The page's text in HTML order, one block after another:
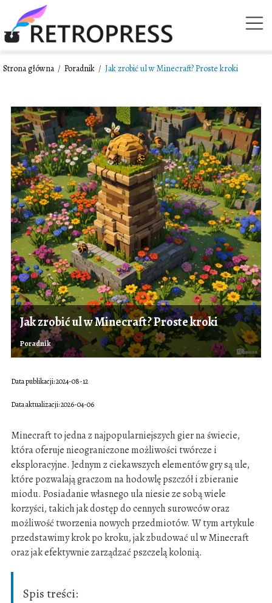
Strona główna / Poradnik / Jak zrobić ul w Minecraft? Proste kroki
Jak zrobić ul w Minecraft? Proste kroki
Poradnik
Data publikacji: 2024-08-12
Data aktualizacji: 2026-04-06
Minecraft to jedna z najpopularniejszych gier na świecie,
która oferuje nieograniczone możliwości twórcze i
eksploracyjne. Jednym z ciekawszych elementów gry są ule,
które pozwalają graczom na hodowlę pszczół i zbieranie
miodu. Posiadanie własnego ula niesie ze sobą wiele
korzyści, takich jak dostęp do cennych surowców oraz
możliwość tworzenia nowych przedmiotów. W tym artykule
przedstawimy krok po kroku, jak zbudować ul w Minecraft
oraz jak efektywnie zarządzać pszczelą kolonią.
Spis treści: